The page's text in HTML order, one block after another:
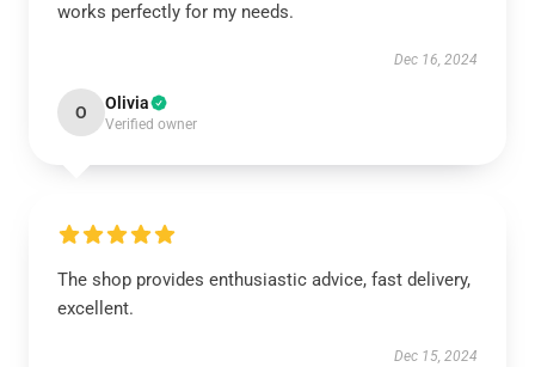
works perfectly for my needs.
Dec 16, 2024
O Olivia
Verified owner
The shop provides enthusiastic advice, fast delivery,
excellent.
Dec 15, 2024